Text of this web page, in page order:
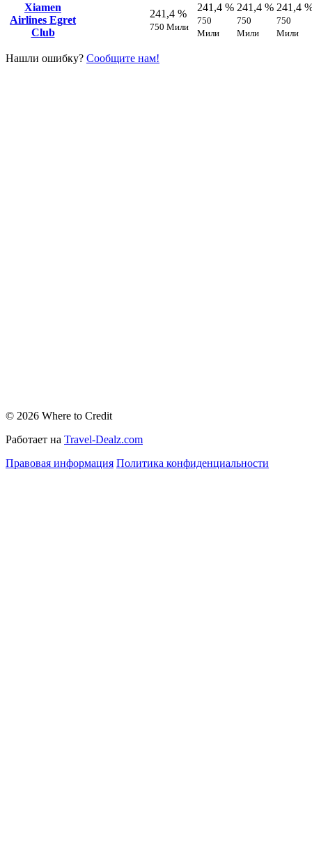
Xiamen
Airlines Egret
Club
241,4 %
750 Мили
241,4 %
750
Мили
241,4 %
750
Мили
241,4
750
Мили
Нашли ошибку? Сообщите нам!
© 2026 Where to Credit
Работает на Travel-Dealz.com
Правовая информация Политика конфиденциальности